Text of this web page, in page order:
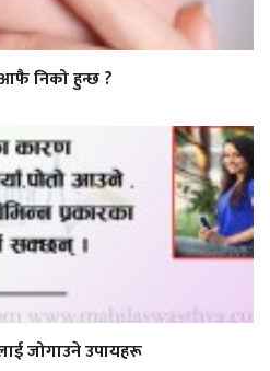
निको हुन्छ ?
जोगाउने उपायहरू